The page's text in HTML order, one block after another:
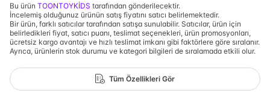
Bu ürün TOONTOYKİDS tarafından gönderilecektir.
İncelemiş olduğunuz ürünün satış fiyatını satıcı belirlemektedir.
Bir ürün, farklı satıcılar tarafından satışa sunulabilir. Satıcılar, ürün için
belirledikleri fiyat, satıcı puanı, teslimat seçenekleri, ürün promosyonları,
ücretsiz kargo avantajı ve hızlı teslimat imkanı gibi faktörlere göre sıralanır.
Ayrıca, ürünlerin stok durumu ve kategori bilgileri de sıralamada etkili olur.
Tüm Özellikleri Gör